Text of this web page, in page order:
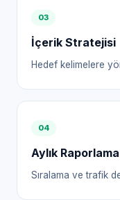
03
İçerik Stratejisi
Hedef kelimelere
04
Aylık Raporlama
Sıralama ve trafik